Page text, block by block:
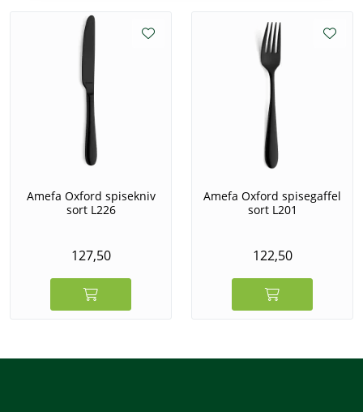
Amefa Oxford spisekniv
sort L226
127,50
Amefa Oxford spisegaffel
sort L201
122,50